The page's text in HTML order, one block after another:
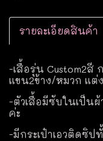
รายละเอียดสินค้า
-เสื้อรุ่น Custom2สี
แขน2ข้าง/หมวก แต่
-ตัวเสื้อมีซับในเป็น
ค่ะ
-มีกระเป๋าเอวติดซิป